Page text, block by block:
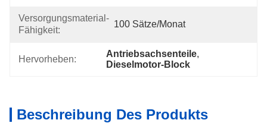
Versorgungsmaterial-
Fähigkeit:
100 Sätze/Monat
Hervorheben:
Antriebsachsenteile,
Dieselmotor-Block
Beschreibung Des Produkts